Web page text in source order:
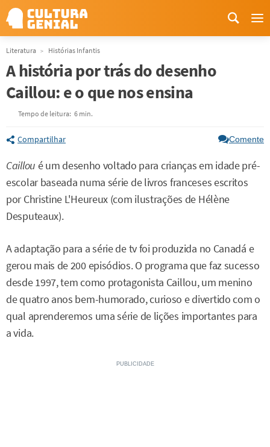
Literatura Histórias Infantis
A história por trás do desenho
Caillou: e o que nos ensina
Tempo de leitura: 6 min.
Compartilhar Comente
Caillou é um desenho voltado para crianças em idade pré-
escolar baseada numa série de livros franceses escritos
por Christine L'Heureux (com ilustrações de Hélène
Desputeaux).
A adaptação para a série de tv foi produzida no Canadá e
gerou mais de 200 episódios. O programa que faz sucesso
desde 1997, tem como protagonista Caillou, um menino
de quatro anos bem-humorado, curioso e divertido com o
qual aprenderemos uma série de lições importantes para
a vida.